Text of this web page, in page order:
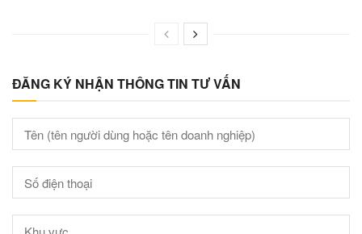
ĐĂNG KÝ NHẬN THÔNG TIN TƯ VẤN